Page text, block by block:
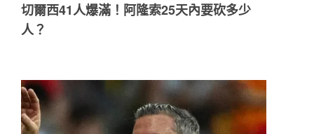
切爾西41人爆滿！阿隆索25天內要砍多少
人？